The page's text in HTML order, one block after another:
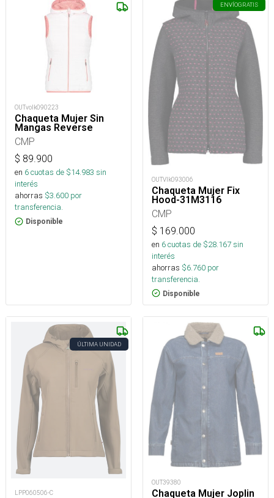
OUTvolk090223
Chaqueta Mujer Sin
Mangas Reverse
CMP
$ 89.900
en 6cuotas de $14.983 sin
interés
ahorras $3.600 por
transferencia.
Disponible
ENVÍOGRATIS
OUTVlk093006
Chaqueta Mujer Fix
Hood-31M3116
CMP
$ 169.000
en 6cuotas de $28.167sin
interés
ahorras $6.760 por
transferencia.
Disponible
ÚLTIMA UNIDAD
LPP060506-C
OUT39380
Chaqueta Mujer Joplin